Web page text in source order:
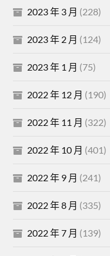
2023 年 3 月 (228)
2023 年 2 月 (124)
2023 年 1 月 (75)
2022 年 12 月 (190)
2022 年 11 月 (322)
2022 年 10 月 (401)
2022 年 9 月 (241)
2022 年 8 月 (335)
2022 年 7 月 (139)